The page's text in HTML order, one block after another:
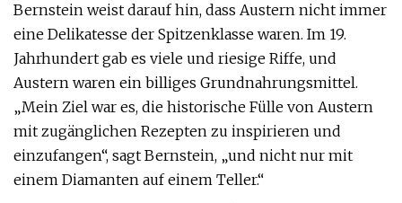
Bernstein weist darauf hin, dass Austern nicht immer
eine Delikatesse der Spitzenklasse waren. Im 19.
Jahrhundert gab es viele und riesige Riffe, und
Austern waren ein billiges Grundnahrungsmittel.
„Mein Ziel war es, die historische Fülle von Austern
mit zugänglichen Rezepten zu inspirieren und
einzufangen“, sagt Bernstein, „und nicht nur mit
einem Diamanten auf einem Teller.“